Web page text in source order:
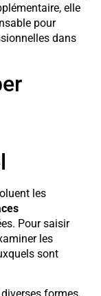
elle
pour
dans
les
Pour saisir
les
sont